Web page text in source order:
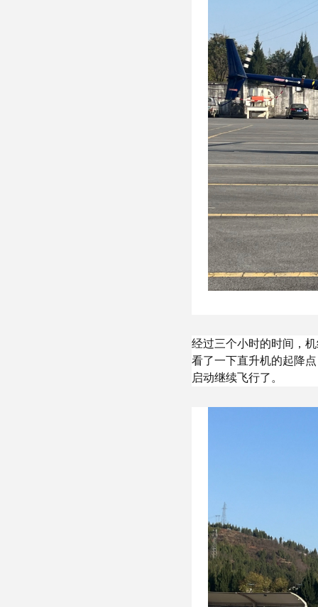
经过三个小时的时间，
看了一下直升机的起降
启动继续飞行了。